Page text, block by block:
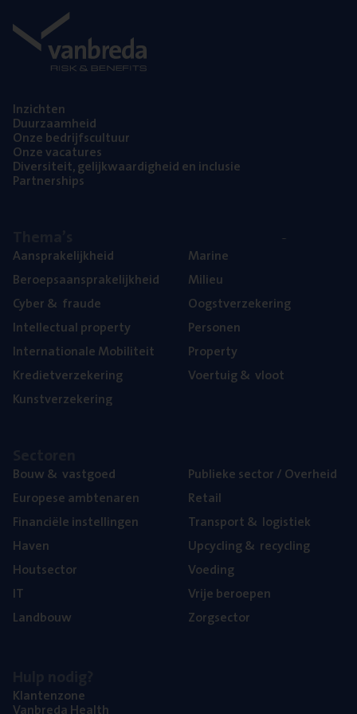
Inzich­ten
Duur­zaam­heid
Onze bedrijfs­cul­tuur
Onze vaca­tu­res
Diver­si­teit, gelijk­waar­dig­heid en inclusie
Part­ner­ships
Aan­spra­ke­lijk­heid
Beroeps­aan­spra­ke­lijk­heid
Cyber& fraude
Intel­lec­tu­al property
Inter­na­ti­o­na­le Mobiliteit
Kre­diet­ver­ze­ke­ring
Kunst­ver­ze­ke­ring
Mari­ne
Mili­eu
Oogst­ver­ze­ke­ring
Per­so­nen
Pro­per­ty
Voer­tuig& vloot
Bouw& vastgoed
Euro­pe­se ambtenaren
Finan­ci­ë­le instellingen
Haven
Hout­sec­tor
IT
Land­bouw
Publie­ke sec­tor / Overheid
Retail
Trans­port& logistiek
Upcy­cling& recycling
Voe­ding
Vrije beroe­pen
Zorg­sec­tor
Klan­ten­zo­ne
Van­b­re­da Health